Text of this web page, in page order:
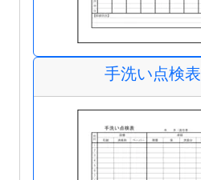
手洗い点検表